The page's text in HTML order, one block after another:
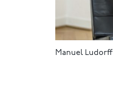
Manuel Ludorff